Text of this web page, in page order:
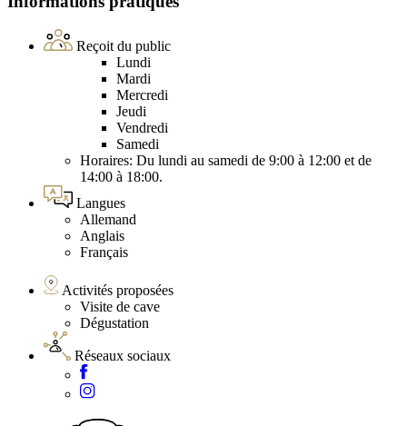
Reçoit du public
Lundi
Mardi
Mercredi
Jeudi
Vendredi
Samedi
Horaires: Du lundi au samedi de 9:00 à 12:00 et de
14:00 à 18:00.
Langues
Allemand
Anglais
Français
Activités proposées
Visite de cave
Dégustation
Réseaux sociaux